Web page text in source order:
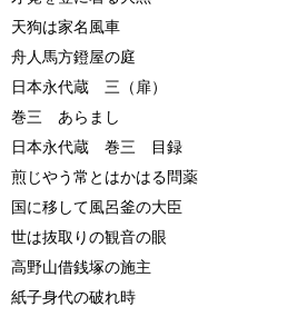
天狗は家名風車
舟人馬方鐙屋の庭
日本永代蔵 三（扉）
巻三 あらまし
日本永代蔵 巻三 目録
煎じやう常とはかはる問薬
国に移して風呂釜の大臣
世は抜取りの観音の眼
高野山借銭塚の施主
紙子身代の破れ時